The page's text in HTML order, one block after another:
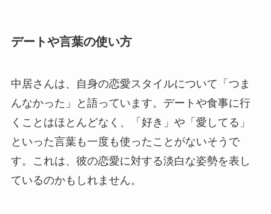
デートや言葉の使い方
中居さんは、自身の恋愛スタイルについて「つま
んなかった」と語っています。デートや食事に行
くことはほとんどなく、「好き」や「愛してる」
といった言葉も一度も使ったことがないそうで
す。これは、彼の恋愛に対する淡白な姿勢を表し
ているのかもしれません。